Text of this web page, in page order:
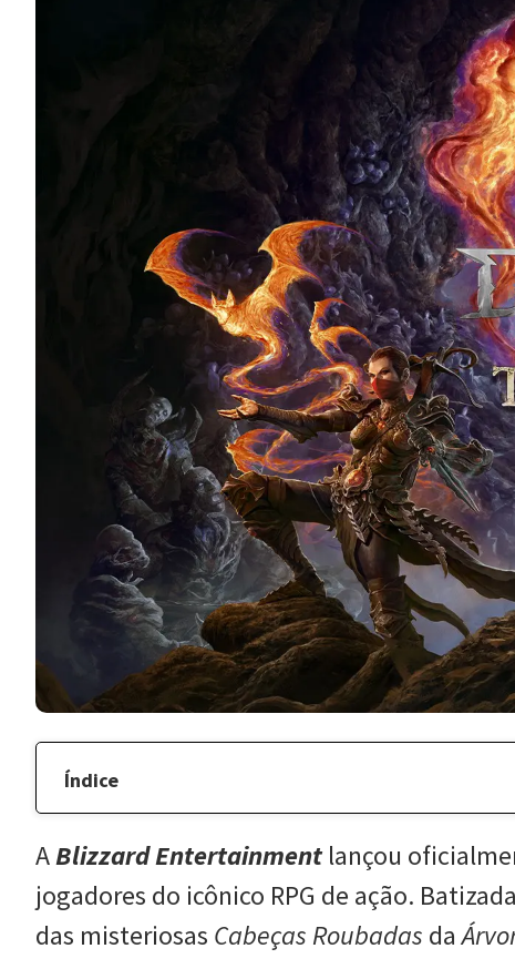
Índice
ABlizzard Entertainmentlançou
jogadores do icônico RPG de ação.
das misteriosas Cabeças Roubadas da